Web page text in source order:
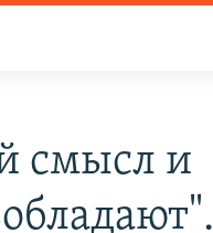
смысл и